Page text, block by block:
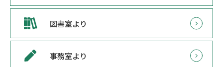
図書室より
事務室より